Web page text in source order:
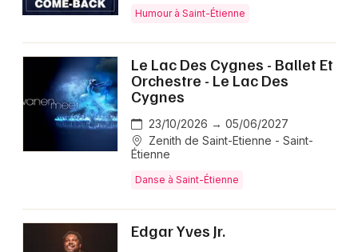
Humour à Saint-Étienne
Le Lac Des Cygnes - Ballet Et
Orchestre - Le Lac Des
Cygnes
23/10/2026 → 05/06/2027
Zenith de Saint-Etienne - Saint-
Étienne
Danse à Saint-Étienne
Edgar Yves Jr.